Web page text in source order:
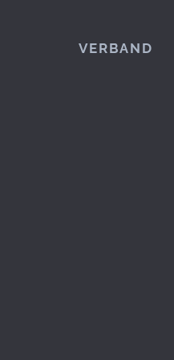
VERBAND